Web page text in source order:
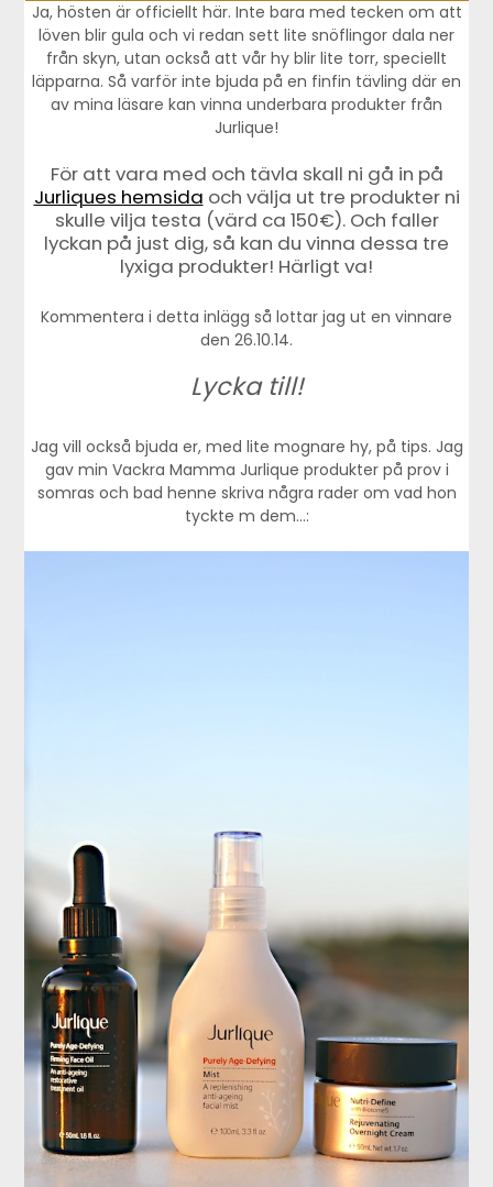
Ja, hösten är officiellt här. Inte bara med tecken om att
löven blir gula och vi redan sett lite snöflingor dala ner
från skyn, utan också att vår hy blir lite torr, speciellt
läpparna. Så varför inte bjuda på en finfin tävling där en
av mina läsare kan vinna underbara produkter från
Jurlique!
För att vara med och tävla skall ni gå in på
Jurliques hemsida och välja ut tre produkter ni
skulle vilja testa (värd ca 150€). Och faller
lyckan på just dig, så kan du vinna dessa tre
lyxiga produkter! Härligt va!
Kommentera i detta inlägg så lottar jag ut en vinnare
den 26.10.14.
Lycka till!
Jag vill också bjuda er, med lite mognare hy, på tips. Jag
gav min Vackra Mamma Jurlique produkter på prov i
somras och bad henne skriva några rader om vad hon
tyckte m dem…: